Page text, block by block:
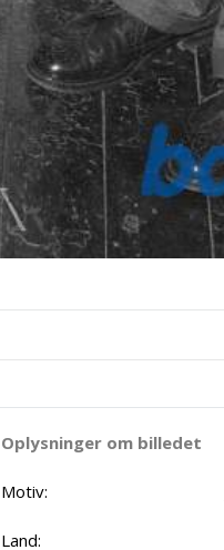
Oplysninger om billedet
Motiv:
Land: